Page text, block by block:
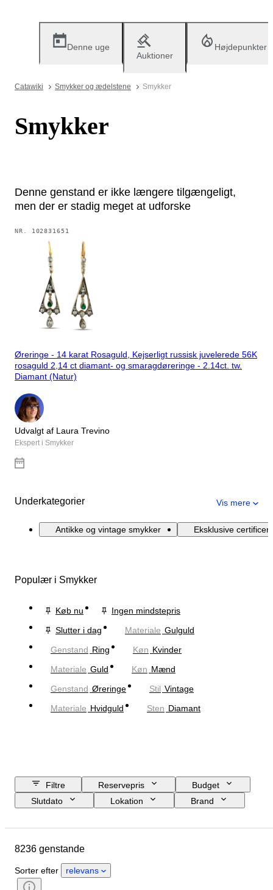
Denne uge
Auktioner
Højdepunkter
Catawiki Smykker og ædelstene Smykker
Smykker
Denne genstand er ikke længere tilgængeligt,
men der er stadig meget at udforske
NR. 102831651
Øreringe - 14 karat Rosaguld, Kejserligt russisk juvelerede 56K
rosaguld 2,14 ct diamant- og smaragdøreringe - 2.14ct. tw.
Diamant (Natur)
Udvalgt af Laura Trevino
Ekspert i Smykker
Underkategorier Vis mere
Antikke og vintage smykker Eksklusive
Populær i Smykker
Køb nu
Ingen mindstepris
Slutter i dag
Materiale Gulguld
Genstand Ring Køn Kvinder
Materiale Guld Køn Mænd
Genstand Øreringe Stil Vintage
Materiale Hvidguld Sten Diamant
Filtre Reservepris
Budget
Slutdato
Lokation
Brand
Sten
Snit
Farvekategori
8236 genstande
Sorter efter relevans